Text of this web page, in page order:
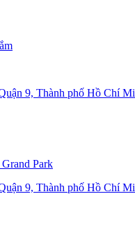
9, Thành phố Hồ Chí
Park
9, Thành phố Hồ Chí